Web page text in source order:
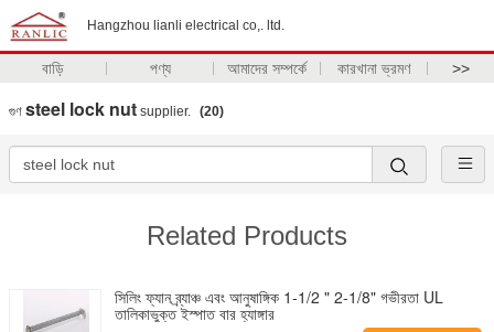
Hangzhou lianli electrical co,. ltd.
বাড়ি পণ্য আমাদের সম্পর্কে কারখানা ভ্রমণ >>
গুণ steel lock nut supplier. (20)
Related Products
সিলিং ফ্যান ব্র্যাঞ্চ এবং আনুষাঙ্গিক 1-1/2 " 2-1/8" গভীরতা UL
তালিকাভুক্ত ইস্পাত বার হ্যাঙ্গার